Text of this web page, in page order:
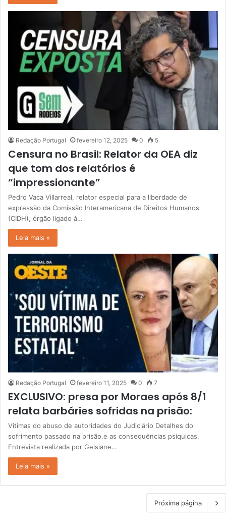
Redação Portugal fevereiro 12, 2025 0 5
Censura no Brasil: Relator da OEA diz
que tom dos relatórios é
“impressionante”
Pedro Vaca Villarreal, relator especial para a liberdade de
expressão da Comissão Interamericana de Direitos Humanos
(CIDH), órgão ligado à…
Leia mais »
Redação Portugal fevereiro 11, 2025 0 7
EXCLUSIVO: presa por Moraes após 8/1
relata barbáries sofridas na prisão:
Vitimas do abuso de autoridades do Judiciário Detalhes do
sofrimento passado na prisão.e as consequências psiquicas.
Entrevista realizada por Geisiane…
Leia mais »
Próxima página